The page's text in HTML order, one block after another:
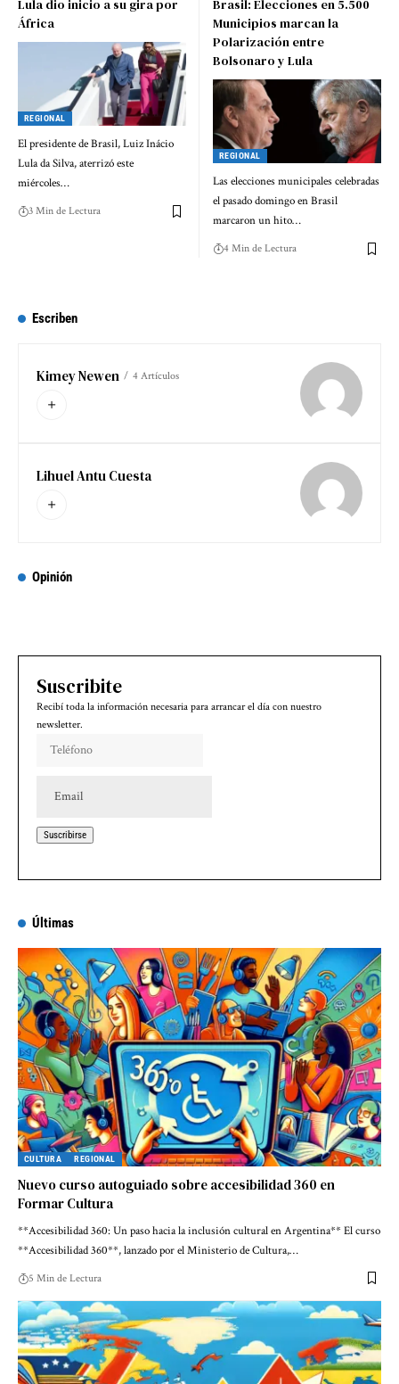
Lula dio inicio a su gira por
África
REGIONAL
El presidente de Brasil, Luiz Inácio
Lula da Silva, aterrizó este
miércoles…
3 Min de Lectura
Brasil: Elecciones en 5.500
Municipios marcan la
Polarización entre
Bolsonaro y Lula
REGIONAL
Las elecciones municipales celebradas
el pasado domingo en Brasil
marcaron un hito…
4 Min de Lectura
Escriben
Kimey Newen 4 Artículos
Lihuel Antu Cuesta
Opinión
Suscribite
Recibí toda la información necesaria para arrancar el día con nuestro
newsletter.
Últimas
CULTURA REGIONAL
Nuevo curso autoguiado sobre accesibilidad 360 en
Formar Cultura
**Accesibilidad 360: Un paso hacia la inclusión cultural en Argentina** El curso
**Accesibilidad 360**, lanzado por el Ministerio de Cultura,…
5 Min de Lectura